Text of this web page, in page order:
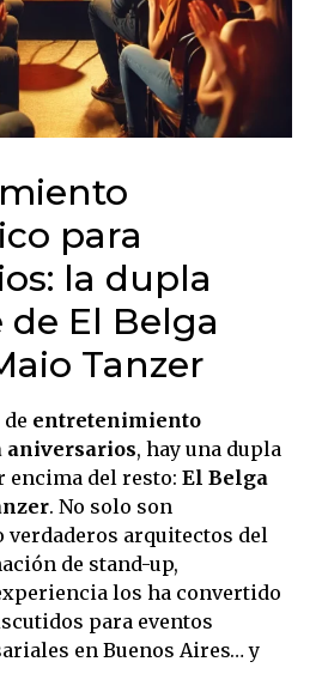
para
la dupla
El Belga
Tanzer
entretenimiento
aniversarios, hay una dupla
encima del resto: El Belga
. No solo son
verdaderos arquitectos del
de stand-up,
los ha convertido
para eventos
en Buenos Aires… y